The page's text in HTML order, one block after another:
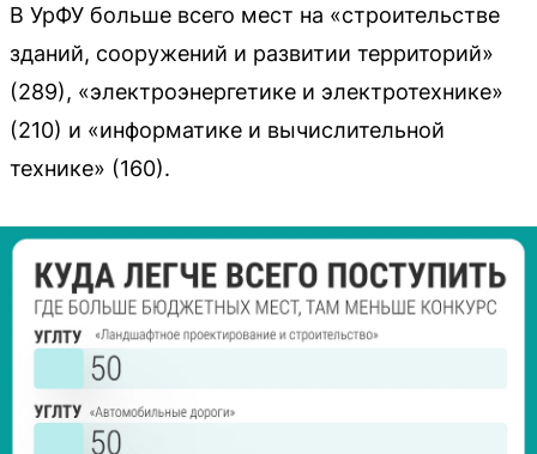
В УрФУ больше всего мест на «строительстве
зданий, сооружений и развитии территорий»
(289), «электроэнергетике и электротехнике»
(210) и «информатике и вычислительной
технике» (160).